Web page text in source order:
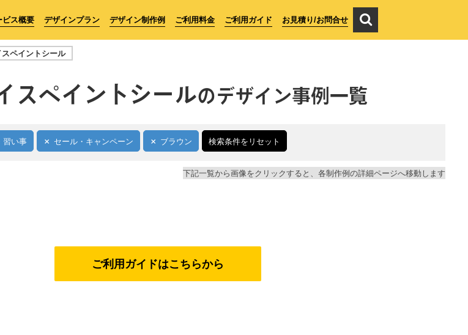
ビス概要 デザインプラン デザイン制作例 ご利用料金 ご利用ガイド お見積り/お問合せ
ペイントシール
スペイントシールのデザイン事例一覧
習い事 セール・キャンペーン ブラウン 検索条件をリセット
下記一覧から画像をクリックすると、各制作例の詳細ページへ移動します
ご利用ガイドはこちらから